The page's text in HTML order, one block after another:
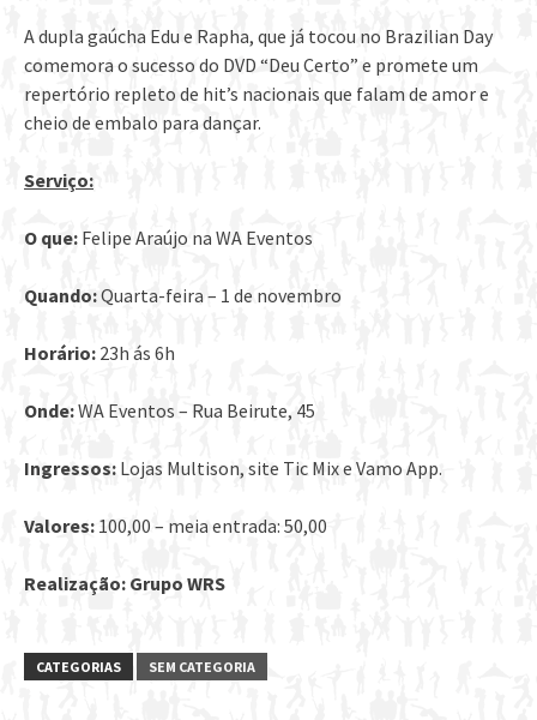
A dupla gaúcha Edu e Rapha, que já tocou no Brazilian Day
comemora o sucesso do DVD “Deu Certo” e promete um
repertório repleto de hit’s nacionais que falam de amor e
cheio de embalo para dançar.
Serviço:
O que: Felipe Araújo na WA Eventos
Quando:Quarta-feira – 1 de novembro
Horário: 23h ás 6h
Onde:WA Eventos – Rua Beirute, 45
Ingressos: Lojas Multison, site Tic Mix e Vamo App.
Valores: 100,00 – meia entrada: 50,00
Realização: Grupo WRS
CATEGORIAS SEM CATEGORIA